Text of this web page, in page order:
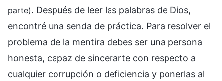
parte). Después de leer las palabras de Dios,
encontré una senda de práctica. Para resolver el
problema de la mentira debes ser una persona
honesta, capaz de sincerarte con respecto a
cualquier corrupción o deficiencia y ponerlas al